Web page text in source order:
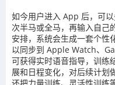
如今用户进入 App 后，可
次半马或全马，再输入自己
安排，系统会生成一套个性
以同步到 Apple Watch、
可获得实时语音指导，训练
展和日程变化，对后续计划